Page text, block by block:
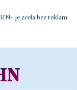
je zcela bez reklam.